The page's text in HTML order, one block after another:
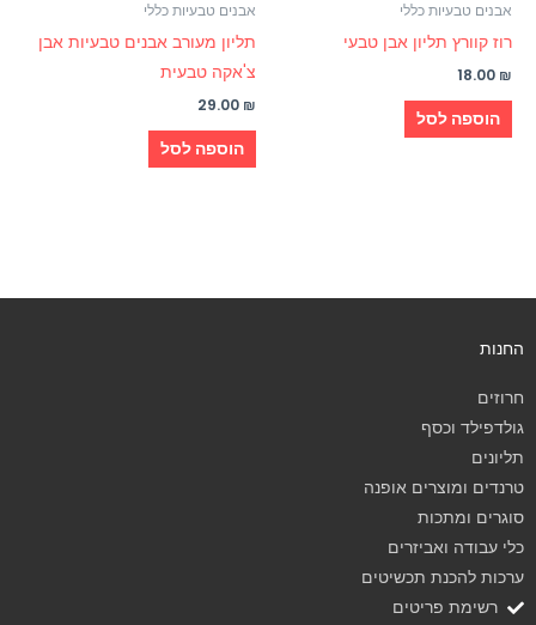
אבנים טבעיות כללי
רוז קוורץ תליון אבן טבעי
18.00 ₪
הוספה לסל
אבנים טבעיות כללי
תליון מעורב אבנים טבעיות אבן
צ'אקה טבעית
29.00 ₪
הוספה לסל
החנות
חרוזים
גולדפילד וכסף
תליונים
טרנדים ומוצרים אופנה
סוגרים ומתכות
כלי עבודה ואביזרים
ערכות להכנת תכשיטים
רשימת פריטים